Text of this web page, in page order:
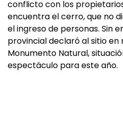
conflicto con los
encuentra el cerro, que no
el ingreso de personas. Sin
provincial declaró al sitio
Monumento Natural,
espectáculo para este año.